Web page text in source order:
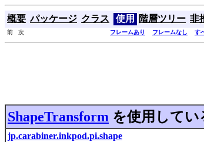
概要 パッケージ クラス 使用 階層ツリー 非
前 次 フレームあり フレームなし す
ShapeTransform を使用して
jp.carabiner.inkpod.pi.shape